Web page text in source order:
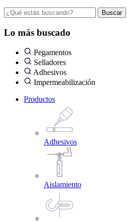
Lo más buscado
Pegamentos
Selladores
Adhesivos
Impermeabilización
Productos
Adhesivos
Aislamiento